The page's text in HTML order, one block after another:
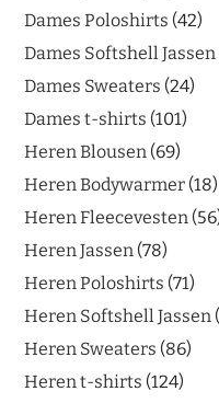
Dames Poloshirts 42
Dames Softshell Jassen
Dames Sweaters 24
Dames t-shirts 101
Heren Blousen 69
Heren Bodywarmer 18
Heren Fleecevesten 56
Heren Jassen 78
Heren Poloshirts 71
Heren Softshell Jassen
Heren Sweaters 86
Heren t-shirts 124